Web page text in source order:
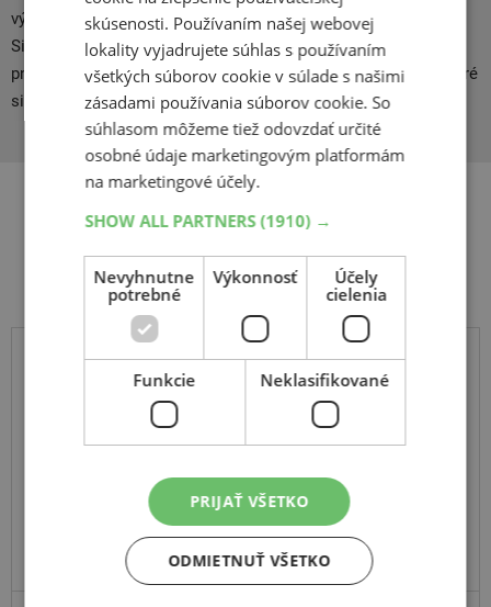
výkon, ktorý vždy poskytuje najlepšiu ochranu vašim poliach.
Silné a pevné v najťažších prevádzkových podmienkach, tieto
pneumatiky v prístavoch zvládnu aj tie najťažšie zaťaženie, ktoré
si udržujú vynikajúcu stabilitu.
Súvisiace produkty
Sunf
20 11 R9 43J
skúsenosti. Používaním našej webovej
lokality vyjadrujete súhlas s používaním
všetkých súborov cookie v súlade s našimi
zásadami používania súborov cookie. So
súhlasom môžeme tiež odovzdať určité
osobné údaje marketingovým platformám
na marketingové účely.
SHOW ALL PARTNERS(1910) →
Nevyhnutne
potrebné
Výkonnosť
Účely
cielenia
Funkcie Neklasifikované
PRIJAŤ VŠETKO
ODMIETNUŤ VŠETKO